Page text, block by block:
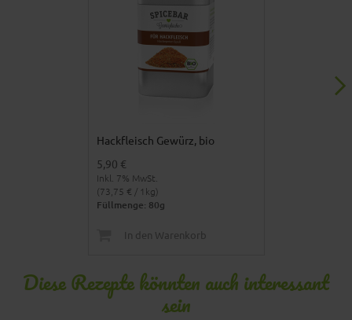
Hackfleisch Gewürz, bio
5,90 €
Inkl. 7% MwSt.
(73,75 € / 1kg)
Füllmenge: 80g
In den Warenkorb
Diese Rezepte könnten auch interessant
sein